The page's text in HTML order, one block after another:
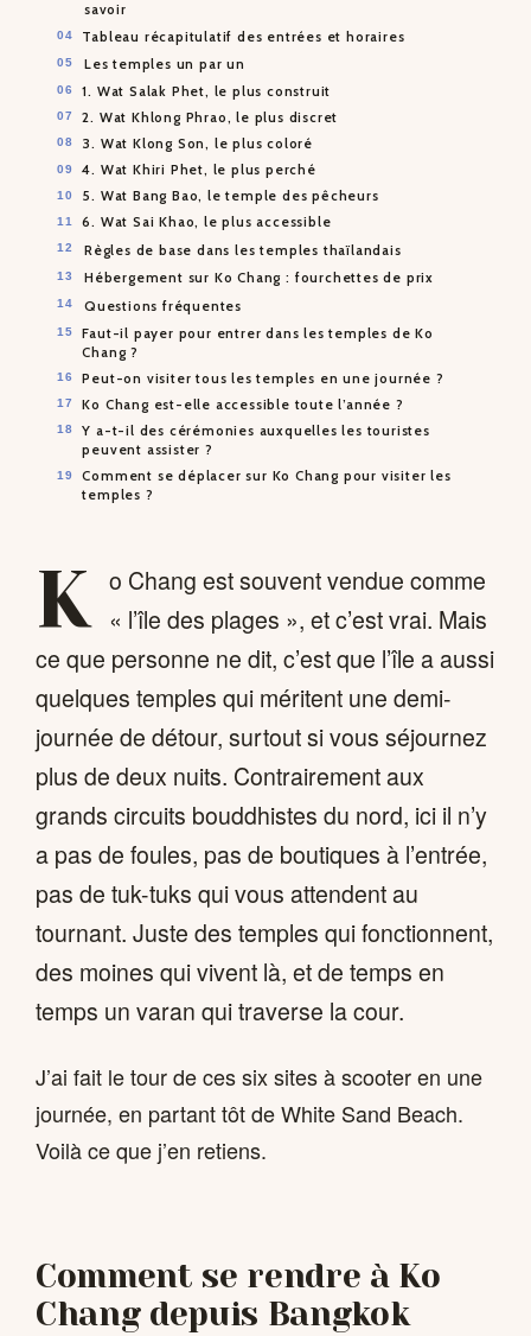
savoir
Tableau récapitulatif des entrées et horaires
Les temples un par un
1. Wat Salak Phet, le plus construit
2. Wat Khlong Phrao, le plus discret
3. Wat Klong Son, le plus coloré
4. Wat Khiri Phet, le plus perché
5. Wat Bang Bao, le temple des pêcheurs
6. Wat Sai Khao, le plus accessible
Règles de base dans les temples thaïlandais
Hébergement sur Ko Chang : fourchettes de prix
Questions fréquentes
Faut-il payer pour entrer dans les temples de Ko
Chang ?
Peut-on visiter tous les temples en une journée ?
Ko Chang est-elle accessible toute l’année ?
Y a-t-il des cérémonies auxquelles les touristes
peuvent assister ?
Comment se déplacer sur Ko Chang pour visiter les
temples ?
K o Chang est souvent vendue comme
« l’île des plages », et c’est vrai. Mais
ce que personne ne dit, c’est que l’île a aussi
quelques temples qui méritent une demi-
journée de détour, surtout si vous séjournez
plus de deux nuits. Contrairement aux
grands circuits bouddhistes du nord, ici il n’y
a pas de foules, pas de boutiques à l’entrée,
pas de tuk-tuks qui vous attendent au
tournant. Juste des temples qui fonctionnent,
des moines qui vivent là, et de temps en
temps un varan qui traverse la cour.
J’ai fait le tour de ces six sites à scooter en une
journée, en partant tôt de White Sand Beach.
Voilà ce que j’en retiens.
Comment se rendre à Ko
Chang depuis Bangkok